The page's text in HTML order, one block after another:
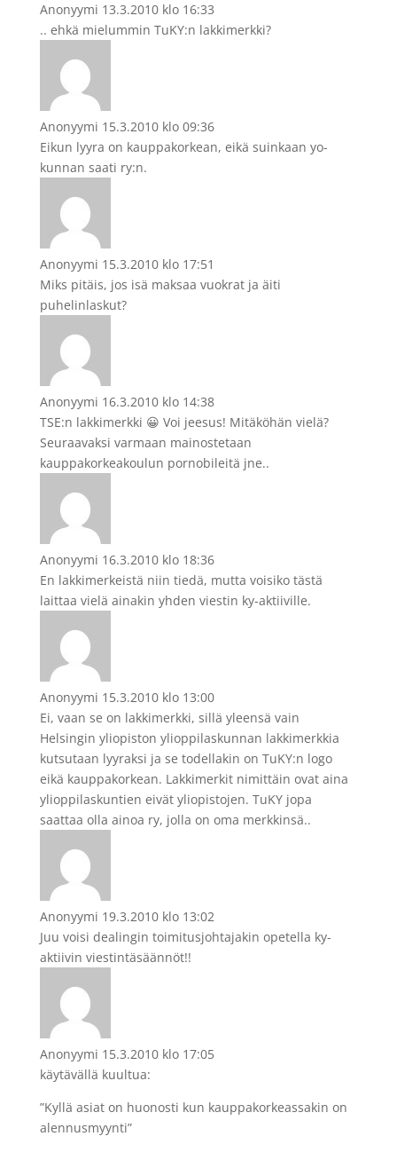
Anonyymi 13.3.2010 klo 16:33
.. ehkä mielummin TuKY:n lakkimerkki?
Anonyymi 15.3.2010 klo 09:36
Eikun lyyra on kauppakorkean, eikä suinkaan yo-
kunnan saati ry:n.
Anonyymi 15.3.2010 klo 17:51
Miks pitäis, jos isä maksaa vuokrat ja äiti
puhelinlaskut?
Anonyymi 16.3.2010 klo 14:38
TSE:n lakkimerkki 😀 Voi jeesus! Mitäköhän vielä?
Seuraavaksi varmaan mainostetaan
kauppakorkeakoulun pornobileitä jne..
Anonyymi 16.3.2010 klo 18:36
En lakkimerkeistä niin tiedä, mutta voisiko tästä
laittaa vielä ainakin yhden viestin ky-aktiiville.
Anonyymi 15.3.2010 klo 13:00
Ei, vaan se on lakkimerkki, sillä yleensä vain
Helsingin yliopiston ylioppilaskunnan lakkimerkkia
kutsutaan lyyraksi ja se todellakin on TuKY:n logo
eikä kauppakorkean. Lakkimerkit nimittäin ovat aina
ylioppilaskuntien eivät yliopistojen. TuKY jopa
saattaa olla ainoa ry, jolla on oma merkkinsä..
Anonyymi 19.3.2010 klo 13:02
Juu voisi dealingin toimitusjohtajakin opetella ky-
aktiivin viestintäsäännöt!!
Anonyymi 15.3.2010 klo 17:05
käytävällä kuultua:
”Kyllä asiat on huonosti kun kauppakorkeassakin on
alennusmyynti”